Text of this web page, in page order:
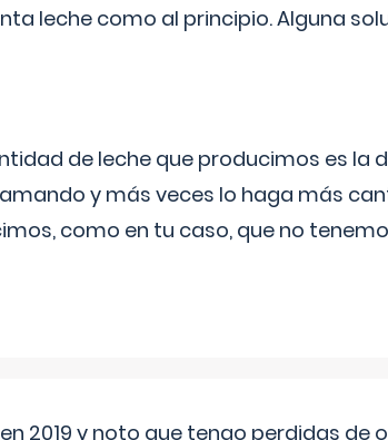
leche como al principio. Alguna
de leche que producimos es la
y más veces lo haga más
como en tu caso, que no
2019 y noto que tengo perdidas de